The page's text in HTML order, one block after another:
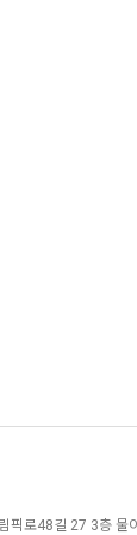
픽로48길 27 3층 물